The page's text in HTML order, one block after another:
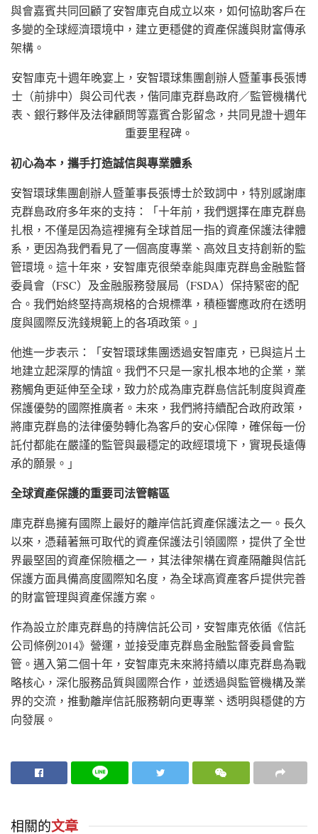
與會嘉賓共同回顧了安智庫克自成立以來，如何協助客戶在
多變的全球經濟環境中，建立更穩健的資產保護與財富傳承
架構。
安智庫克十週年晚宴上，安智環球集團創辦人暨董事長張博
士（前排中）與公司代表，偕同庫克群島政府／監管機構代
表、銀行夥伴及法律顧問等嘉賓合影留念，共同見證十週年
重要里程碑。
初心為本，攜手打造誠信與專業體系
安智環球集團創辦人暨董事長張博士於致詞中，特別感謝庫
克群島政府多年來的支持：「十年前，我們選擇在庫克群島
扎根，不僅是因為這裡擁有全球首屈一指的資產保護法律體
系，更因為我們看見了一個高度專業、高效且支持創新的監
管環境。這十年來，安智庫克很榮幸能與庫克群島金融監督
委員會（FSC）及金融服務發展局（FSDA）保持緊密的配
合。我們始終堅持高規格的合規標準，積極響應政府在透明
度與國際反洗錢規範上的各項政策。」
他進一步表示：「安智環球集團透過安智庫克，已與這片土
地建立起深厚的情誼。我們不只是一家扎根本地的企業，業
務觸角更延伸至全球，致力於成為庫克群島信託制度與資產
保護優勢的國際推廣者。未來，我們將持續配合政府政策，
將庫克群島的法律優勢轉化為客戶的安心保障，確保每一份
託付都能在嚴謹的監管與最穩定的政經環境下，實現長遠傳
承的願景。」
全球資產保護的重要司法管轄區
庫克群島擁有國際上最好的離岸信託資產保護法之一。長久
以來，憑藉著無可取代的資產保護法引領國際，提供了全世
界最堅固的資產保險櫃之一，其法律架構在資產隔離與信託
保護方面具備高度國際知名度，為全球高資產客戶提供完善
的財富管理與資產保護方案。
作為設立於庫克群島的持牌信託公司，安智庫克依循《信託
公司條例2014》營運，並接受庫克群島金融監督委員會監
管。邁入第二個十年，安智庫克未來將持續以庫克群島為戰
略核心，深化服務品質與國際合作，並透過與監管機構及業
界的交流，推動離岸信託服務朝向更專業、透明與穩健的方
向發展。
相關的文章